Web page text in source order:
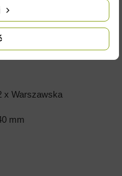
na długie lata.
awaryjnym po
x Warszawska
mm